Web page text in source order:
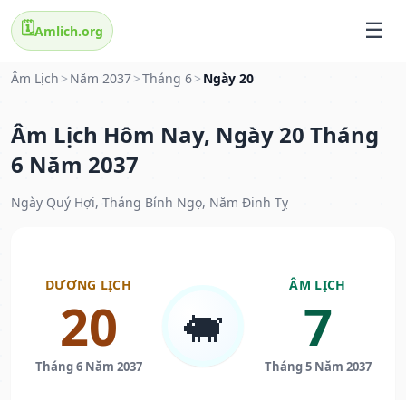
🗓️Amlich.org
Âm Lịch > Năm 2037>Tháng 6> Ngày 20
Âm Lịch Hôm Nay, Ngày 20 Tháng
6 Năm 2037
Ngày Quý Hợi, Tháng Bính Ngọ, Năm Đinh Tỵ
DƯƠNG LỊCH
20
Tháng 6 Năm 2037
🐖
ÂM LỊCH
7
Tháng 5 Năm 2037